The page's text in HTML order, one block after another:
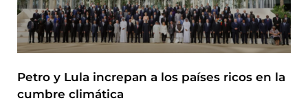
Petro y Lula increpan a los países ricos en la
cumbre climática